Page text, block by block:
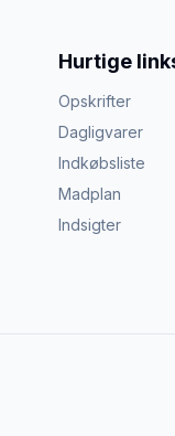
Hurtige
Opskrifter
Dagligvarer
Indkøbsliste
Madplan
Indsigter